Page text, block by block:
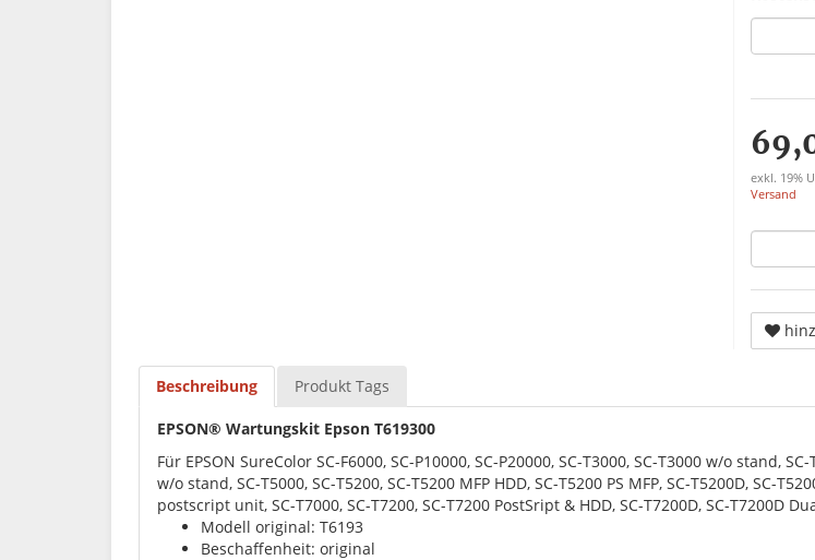
exkl. 19%
Versand
Beschreibung Produkt Tags
EPSON® Wartungskit Epson T619300
Für EPSON SureColor SC-F6000, SC-P10000, SC-P20000, SC-T3000, SC-T3000 w/o stand,
w/o stand, SC-T5000, SC-T5200, SC-T5200 MFP HDD, SC-T5200 PS MFP, SC-T5200D, SC-
postscript unit, SC-T7000, SC-T7200, SC-T7200 PostSript & HDD, SC-T7200D, SC-T7200D
Modell original: T6193
Beschaffenheit: original